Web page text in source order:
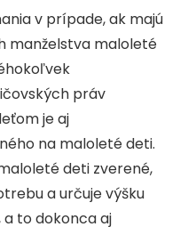
v prípade, ak majú
manželstva maloleté
práv
je aj
na maloleté deti.
deti zverené,
a určuje výšku
to dokonca aj